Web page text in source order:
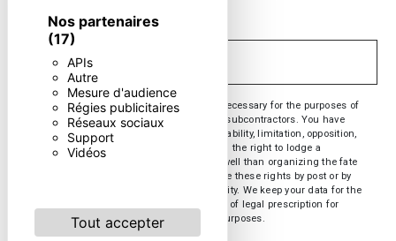
Nos partenaires
(17)
APIs
Autre
Mesure d'audience
Régies publicitaires
Réseaux sociaux
Support
Vidéos
Tout accepter
conditions below **
** The personal data communicated are necessary for the purposes of
contacting you. They are intended and its subcontractors. You have
rights of access, rectification, erasure, portability, limitation, opposition,
withdrawal of your consent at any time and the right to lodge a
complaint with a supervisory authority, as well than organizing the fate
of your post-mortem data. You can exercise these rights by post or by
email. You may be asked for proof of identity. We keep your data for the
period of contact and then for the duration of legal prescription for
probationary and litigation management purposes.